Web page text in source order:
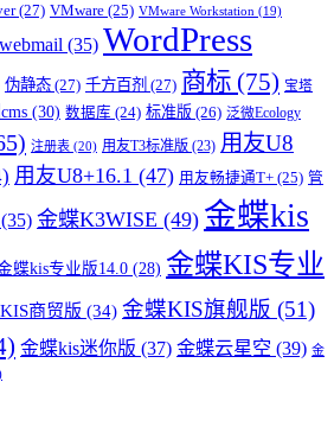
(27) VMware (25) VMware Workstation (19)
(35) WordPress
伪静态 (27) 千方百剂 (27) 商标 (75) 宝塔
(30) 数据库 (24) 标准版 (26) 泛微Ecology
注册表 (20) 用友T3标准版 (23) 用友U8
用友U8+16.1 (47) 用友畅捷通T+ (25) 管
(35) 金蝶K3WISE (49) 金蝶kis
蝶kis专业版14.0 (28) 金蝶KIS专业
商贸版 (34) 金蝶KIS旗舰版 (51)
金蝶kis迷你版 (37) 金蝶云星空 (39) 金